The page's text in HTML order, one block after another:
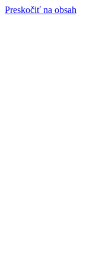
Preskočiť na obsah